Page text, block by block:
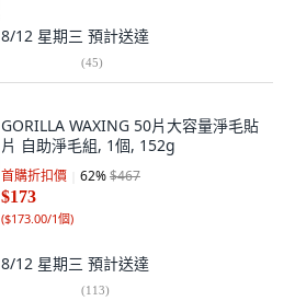
8/12 星期三 預計送達
(45)
GORILLA WAXING 50片大容量淨毛貼
片 自助淨毛組, 1個, 152g
首購折扣價 62%$467
$173
($173.00/1個)
8/12 星期三 預計送達
(113)